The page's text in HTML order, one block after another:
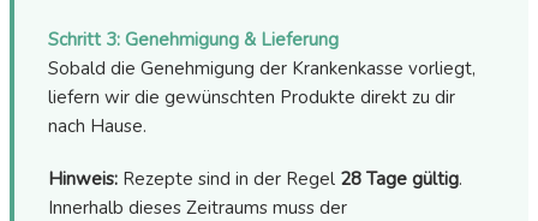
Schritt 3: Genehmigung & Lieferung
Sobald die Genehmigung der Krankenkasse vorliegt,
liefern wir die gewünschten Produkte direkt zu dir
nach Hause.
Hinweis: Rezepte sind in der Regel 28 Tage gültig.
Innerhalb dieses Zeitraums muss der